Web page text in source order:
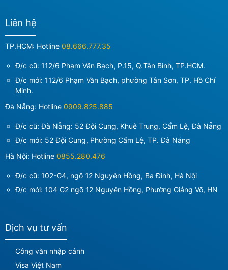
Liên hệ
TP.HCM: Hotline 08.666.777.35
Đ/c cũ: 112/6 Phạm Văn Bạch, P.15, Q.Tân Bình, TP.HCM.
Đ/c mới: 112/6 Phạm Văn Bạch, phường Tân Sơn, TP. Hồ Chí
Minh.
Đà Nẵng: Hotline 0909.825.885
Đ/c cũ: Đà Nẵng: 52 Đội Cung, Khuê Trung, Cẩm Lệ, Đà Nẵng
Đ/c mới: 52 Đội Cung, Phường Cẩm Lệ, TP. Đà Nẵng
Hà Nội: Hotline 0855.280.476
Đ/c cũ: 102-G4, ngõ 12 Nguyên Hồng, Ba Đình, Hà Nội
Đ/c mới: 104 G2 ngõ 12 Nguyên Hồng, Phường Giảng Võ, HN
Dịch vụ tư vấn
Công văn nhập cảnh
Visa Việt Nam